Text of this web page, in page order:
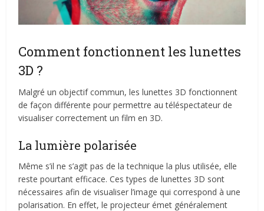
Comment fonctionnent les lunettes
3D ?
Malgré un objectif commun, les lunettes 3D fonctionnent
de façon différente pour permettre au téléspectateur de
visualiser correctement un film en 3D.
La lumière polarisée
Même s’il ne s’agit pas de la technique la plus utilisée, elle
reste pourtant efficace. Ces types de lunettes 3D sont
nécessaires afin de visualiser l’image qui correspond à une
polarisation. En effet, le projecteur émet généralement